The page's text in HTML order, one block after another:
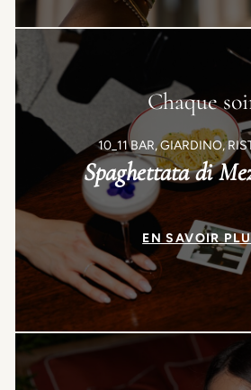
Chaque
10_11 BAR, GIARDINO,
Spaghettata di
EN SAVOIR